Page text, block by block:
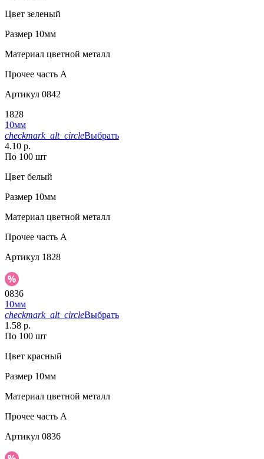
Цвет зеленый
Размер 10мм
Материал цветной металл
Прочее часть A
Артикул 0842
1828
10мм
checkmark_alt_circleВыбрать
4.10 р.
По 100 шт
Цвет белый
Размер 10мм
Материал цветной металл
Прочее часть A
Артикул 1828
0836
10мм
checkmark_alt_circleВыбрать
1.58 р.
По 100 шт
Цвет красный
Размер 10мм
Материал цветной металл
Прочее часть A
Артикул 0836